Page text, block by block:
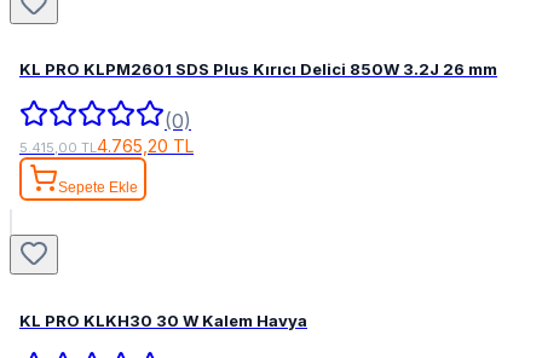
KL PRO KLPM2601 SDS Plus Kırıcı Delici 850W 3.2J 26 mm
(0)
5.415,00 TL4.765,20 TL
Sepete Ekle
KL PRO KLKH30 30 W Kalem Havya